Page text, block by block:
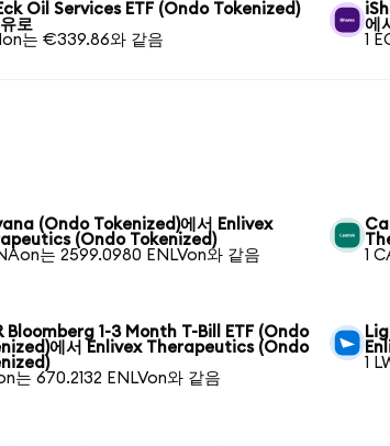
Oil Services ETF (Ondo Tokenized)
로
는 €339.86와 같음
에
1
(Ondo Tokenized)에서 Enlivex
(Ondo Tokenized)
는 2599.0980 ENLVon와 같음
1
Bloomberg 1-3 Month T-Bill ETF (Ondo
에서 Enlivex Therapeutics (Ondo
는 670.2132 ENLVon와 같음
1